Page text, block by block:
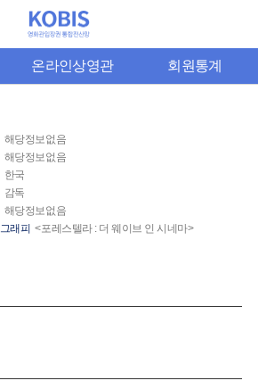
온라인상영관 회원통계
해당정보없음
해당정보없음
한국
감독
해당정보없음
래피 <포레스텔라 : 더 웨이브 인 시네마>